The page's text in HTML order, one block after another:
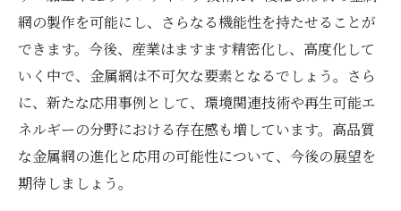
網の製作を可能にし、さらなる機能性を持たせることが
できます。今後、産業はますます精密化し、高度化して
いく中で、金属網は不可欠な要素となるでしょう。さら
に、新たな応用事例として、環境関連技術や再生可能エ
ネルギーの分野における存在感も増しています。高品質
な金属網の進化と応用の可能性について、今後の展望を
期待しましょう。